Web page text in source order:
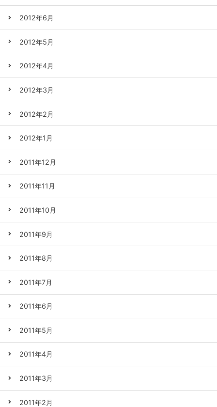
2012年6月
2012年5月
2012年4月
2012年3月
2012年2月
2012年1月
2011年12月
2011年11月
2011年10月
2011年9月
2011年8月
2011年7月
2011年6月
2011年5月
2011年4月
2011年3月
2011年2月